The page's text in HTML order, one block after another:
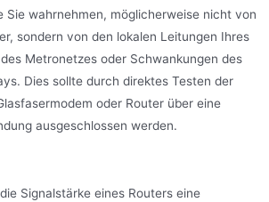
Sie wahrnehmen, möglicherweise nicht von
sondern von den lokalen Leitungen Ihres
Metronetzes oder Schwankungen des
Dies sollte durch direktes Testen der
oder Router über eine
ausgeschlossen werden.
Signalstärke eines Routers eine